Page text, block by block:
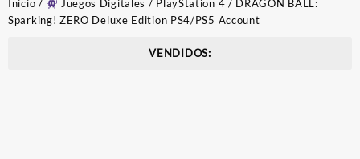
Inicio / Juegos Digitales / PlayStation 4 / DRAGON BALL:
Sparking! ZERO Deluxe Edition PS4/PS5 Account
VENDIDOS: